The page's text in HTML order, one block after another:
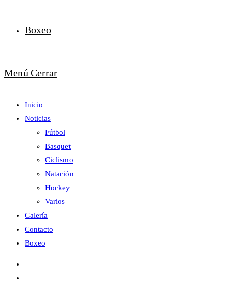
Boxeo
Menú Cerrar
Inicio
Noticias
Fútbol
Basquet
Ciclismo
Natación
Hockey
Varios
Galería
Contacto
Boxeo